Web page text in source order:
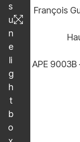
s
u
n
e
li
g
h
t
b
o
François
APE 9003B